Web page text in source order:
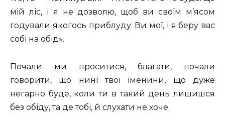
мій ліс, і я не дозволю, щоб ви своїм м’ясом
годували якогось приблуду. Ви мої, і я беру вас
собі на обід».
Почали ми проситися, благати, почали
говорити, що нині твої іменини, що дуже
негарно буде, коли ти в такий день лишишся
без обіду, та де тобі, й слухати не хоче.